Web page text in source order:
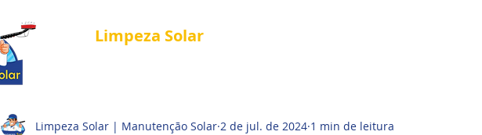
Limpeza Solar
Limpeza Solar | Manutenção Solar 2 de jul. de 2024 1 min de leitura